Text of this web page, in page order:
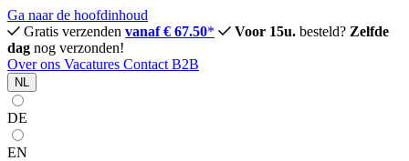
Ga naar de hoofdinhoud
Gratis verzenden vanaf € 67.50* Voor 15u. besteld? Zelfde
dag nog verzonden!
Over ons Vacatures Contact B2B
NL
DE
EN